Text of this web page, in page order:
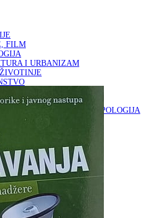
FILM
I URBANIZAM
SOCIOLOGIJA, ANTROPOLOGIJA
UMJETNOST
FILM
BILJE I ZDRAVLJE
I PUBLICISTIKA
ZNANOSTI